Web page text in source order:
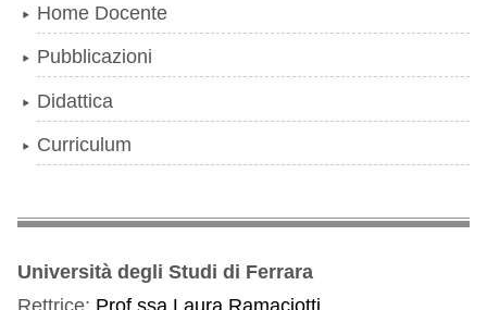
Home Docente
Pubblicazioni
Didattica
Curriculum
Università degli Studi di Ferrara